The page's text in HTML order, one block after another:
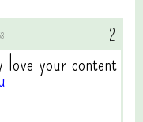
your content